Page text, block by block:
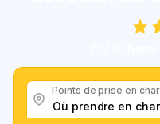
Points de prise en